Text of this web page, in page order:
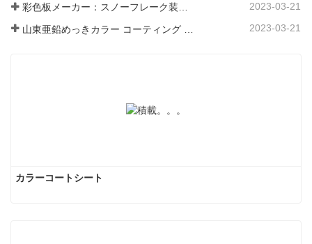
彩色板メーカー：スノーフレーク装飾用彩色板を正しく製造ラインから送り出す 2023-03-21
2023-03-21
カラーコートシート